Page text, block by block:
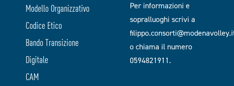
Modello Organizzativo
Codice Etico
Bando Transizione
Digitale
CAM
Per informazioni e
sopralluoghi scrivi a
o chiama il numero
0594821911.